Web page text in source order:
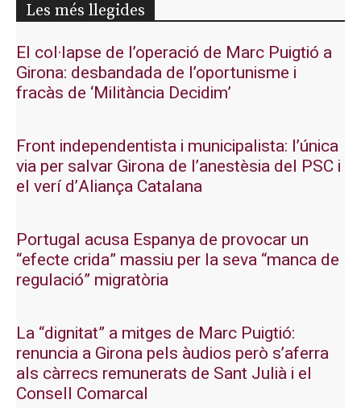
Les més llegides
El col·lapse de l’operació de Marc Puigtió a
Girona: desbandada de l’oportunisme i
fracàs de ‘Militància Decidim’
Front independentista i municipalista: l’única
via per salvar Girona de l’anestèsia del PSC i
el verí d’Aliança Catalana
Portugal acusa Espanya de provocar un
“efecte crida” massiu per la seva “manca de
regulació” migratòria
La “dignitat” a mitges de Marc Puigtió:
renuncia a Girona pels àudios però s’aferra
als càrrecs remunerats de Sant Julià i el
Consell Comarcal